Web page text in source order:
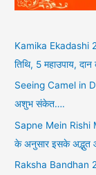
Kamika Ekadashi
तिथि, 5 महाउपाय,
Seeing Camel in
अशुभ संकेत….
Sapne Mein Rishi
के अनुसार इसके
Raksha Bandhan